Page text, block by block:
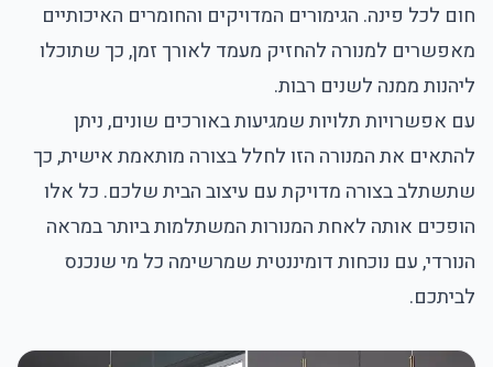
חום לכל פינה. הגימורים המדויקים והחומרים האיכותיים
מאפשרים למנורה להחזיק מעמד לאורך זמן, כך שתוכלו
ליהנות ממנה לשנים רבות.
עם אפשרויות תלויות שמגיעות באורכים שונים, ניתן
להתאים את המנורה הזו לחלל בצורה מותאמת אישית, כך
שתשתלב בצורה מדויקת עם עיצוב הבית שלכם. כל אלו
הופכים אותה לאחת המנורות המשתלמות ביותר במראה
הנורדי, עם נוכחות דומיננטית שמרשימה כל מי שנכנס
לביתכם.